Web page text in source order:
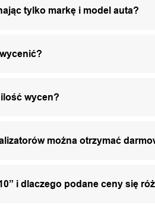
tylko markę i model auta?
wycen?
można otrzymać
i dlaczego podane ceny się